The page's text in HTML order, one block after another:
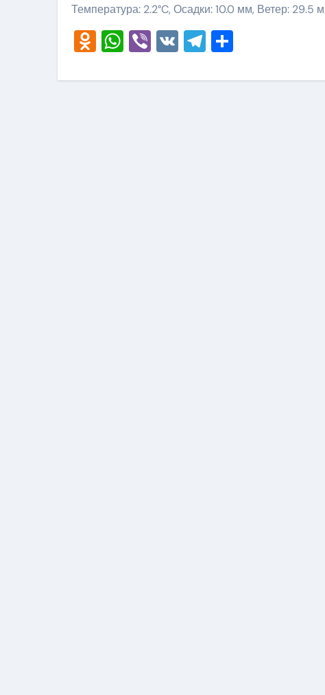
Температура: 2.2°C, Осадки: 10.0 мм, Ветер: 29.5
Odnoklassniki
WhatsApp
Viber
VKTelegram